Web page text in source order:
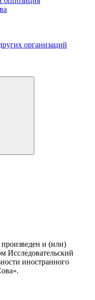
организаций
и (или)
Исследовательский
иностранного